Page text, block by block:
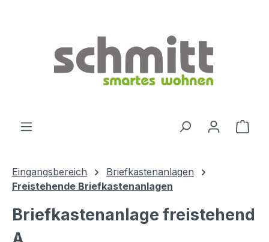
Eingangsbereich
Briefkastenanlagen
Freistehende Briefkastenanlagen
Briefkastenanlage freistehend